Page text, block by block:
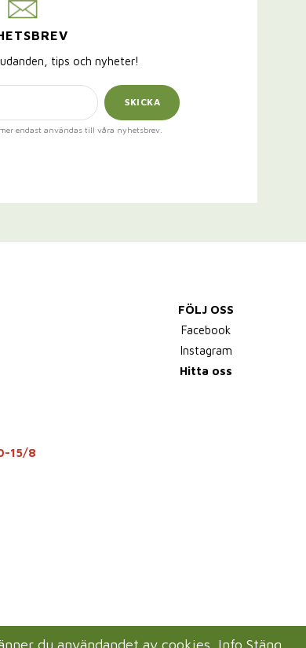
tips och nyheter!
SKICKA
endast användas till våra nyhetsbrev.
15/8
FÖLJ OSS
Facebook
Instagram
Hitta oss
du användandet av cookies. Info Stäng